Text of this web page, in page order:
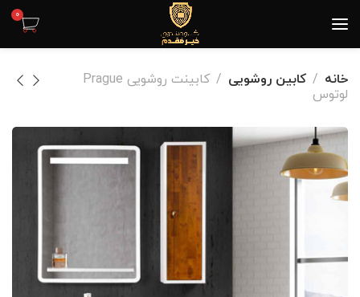
0
خانه کابین روشویی
کابینت روشویی Prague
لوتوس